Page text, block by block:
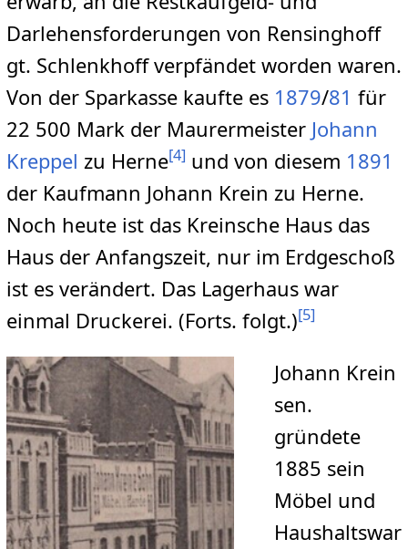
Darlehensforderungen von Rensinghoff
gt. Schlenkhoff verpfändet worden waren.
Von der Sparkasse kaufte es 1879/81 für
22 500 Mark der Maurermeister Johann
Kreppel zu Herne[4] und von diesem 1891
der Kaufmann Johann Krein zu Herne.
Noch heute ist das Kreinsche Haus das
Haus der Anfangszeit, nur im Erdgeschoß
ist es verändert. Das Lagerhaus war
einmal Druckerei. (Forts. folgt.)[5]
Johann Krein
sen.
gründete
1885 sein
Möbel und
Haushaltswar